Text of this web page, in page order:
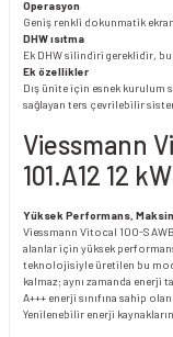
Operasyon
Geniş renkli dokunmatik
DHW ısıtma
Ek DHW silindiri gereklidir, bu
Ek özellikler
Dış ünite için esnek kurulum
sağlayan ters çevrilebilir
Viessmann
101.A12 12
Yüksek Performans,
Viessmann Vitocal 100-S
alanlar için yüksek
teknolojisiyle üretilen bu
kalmaz; aynı zamanda enerji
A+++ enerji sınıfına sahip
Yenilenebilir enerji